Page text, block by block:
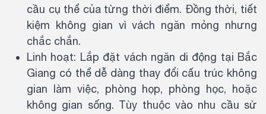
cầu cụ thể của từng thời điểm. Đồng thời, tiết
kiệm không gian vì vách ngăn mỏng nhưng
chắc chắn.
Linh hoạt: Lắp đặt vách ngăn di động tại Bắc
Giang có thể dễ dàng thay đổi cấu trúc không
gian làm việc, phòng họp, phòng học, hoặc
không gian sống. Tùy thuộc vào nhu cầu sử